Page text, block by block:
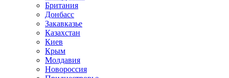
Британия
Донбасс
Закавказье
Казахстан
Киев
Крым
Молдавия
Новороссия